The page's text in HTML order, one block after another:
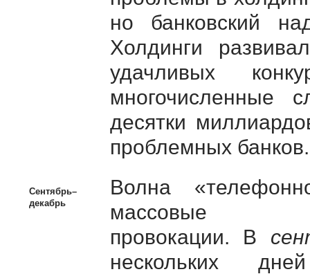
но банковский
Холдинги
удачливых
многочисленные
десятки
проблемных банков.
Сентябрь–
декабрь
Волна
провокации. В
нескольких